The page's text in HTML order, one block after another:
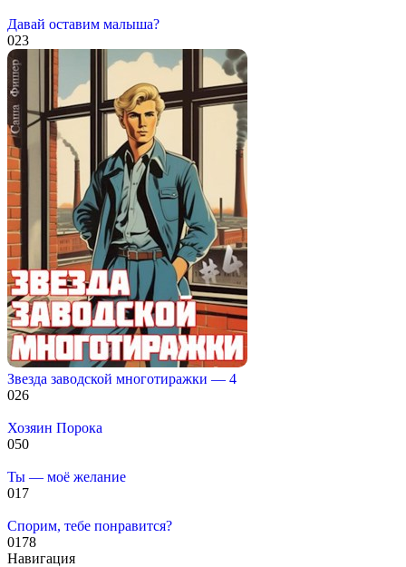
Давай оставим малыша?
023
Звезда заводской многотиражки — 4
026
Хозяин Порока
050
Ты — моё желание
017
Спорим, тебе понравится?
0178
Навигация